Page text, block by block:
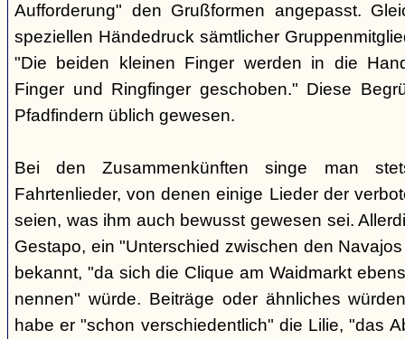
Aufforderung" den Grußformen angepasst.
speziellen Händedruck sämtlicher
"Die beiden kleinen Finger werden in die
Finger und Ringfinger geschoben." Diese
Pfadfindern üblich gewesen.
Bei den Zusammenkünften singe man
Fahrtenlieder, von denen einige Lieder der
seien, was ihm auch bewusst gewesen sei.
Gestapo, ein "Unterschied zwischen den
bekannt, "da sich die Clique am Waidmarkt
nennen" würde. Beiträge oder ähnliches
habe er "schon verschiedentlich" die Lilie, "das